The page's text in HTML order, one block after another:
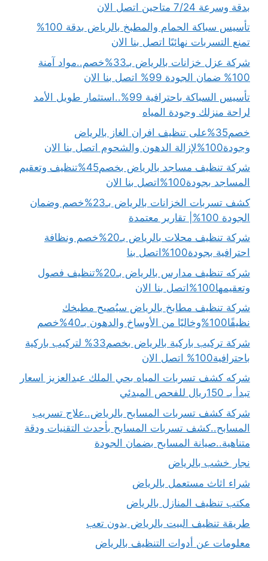
بدقة وسرعة 7/24 متاحين اتصل الان
تأسيس سباكة الحمام والمطبخ بالرياض بدقة 100%
تمنع التسربات نهائيًا اتصل بنا الان
شركة عزل خزانات بالرياض بـ33%خصم..مواد آمنة
100% ضمان الجودة 99% اتصل بنا الان
تأسيس السباكة باحترافية 99%..استثمار طويل الأمد
لراحة منزلك وجودة المياه
خصم35%على تنظيف افران الغاز بالرياض
وجودة100%لإزالة الدهون والشحوم اتصل بنا الان
شركة تنظيف مساجد بالرياض بخصم45%تنظيف وتعقيم
المساجد بجودة100%اتصل بنا الان
كشف تسربات الخزانات بالرياض بـ23%خصم وضمان
الجودة 100%| تقارير معتمدة
شركة تنظيف محلات بالرياض بـ20%خصم ونظافة
احترافية بجودة100%اتصل بنا
شركه تنظيف مدارس بالرياض بـ20%تنظيف فصول
وتعقيمها100%اتصل بنا الان
شركة تنظيف مطابخ بالرياض سيُصبح مطبخك
نظيفًا100%وخاليًا من الأوساخ والدهون بـ40%خصم
شركة تركيب باركية بالرياض بخصم33% لتركيب باركية
باحترافية100% اتصل الان
شركه كشف تسربات المياه بحي الملك عبدالعزيز اسعار
تبدأ بـ 150ريال للفحص المبدئي
شركة كشف تسربات المسابح بالرياض..علاج تسريب
المسابح..كشف تسربات المسابح بأحدث التقنيات ودقة
متناهية..صيانة المسابح بضمان الجودة
نجار خشب بالرياض
شراء اثاث مستعمل بالرياض
مكتب تنظيف المنازل بالرياض
طريقة تنظيف البيت بالرياض بدون تعب
معلومات عن أدوات التنظيف بالرياض